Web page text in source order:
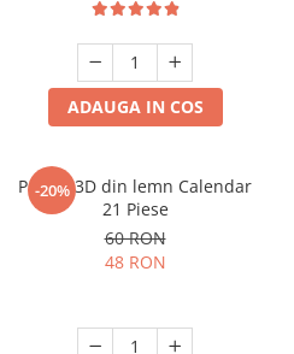
ADAUGA IN COS
-20%
Puzzle 3D din lemn Calendar
21 Piese
60 RON
48 RON